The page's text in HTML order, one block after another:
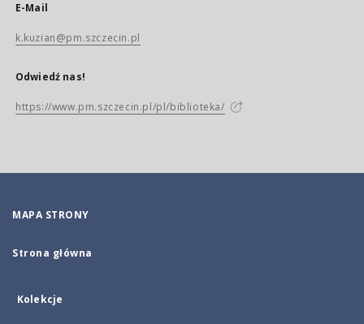
E-Mail
k.kuzian@pm.szczecin.pl
Odwiedź nas!
https://www.pm.szczecin.pl/pl/biblioteka/
MAPA STRONY
Strona główna
Kolekcje